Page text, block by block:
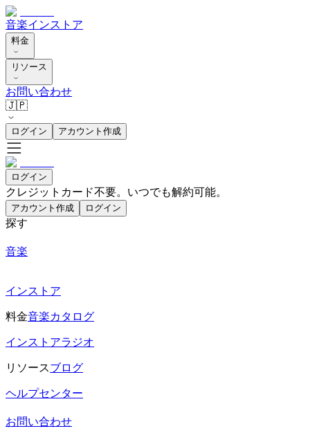
音楽インストア
料金
リソース
お問い合わせ
🇯🇵
ログイン アカウント作成
ログイン
クレジットカード不要。いつでも解約可能。
アカウント作成 ログイン
探す
音楽
インストア
料金音楽カタログ
インストアラジオ
リソースブログ
ヘルプセンター
お問い合わせ